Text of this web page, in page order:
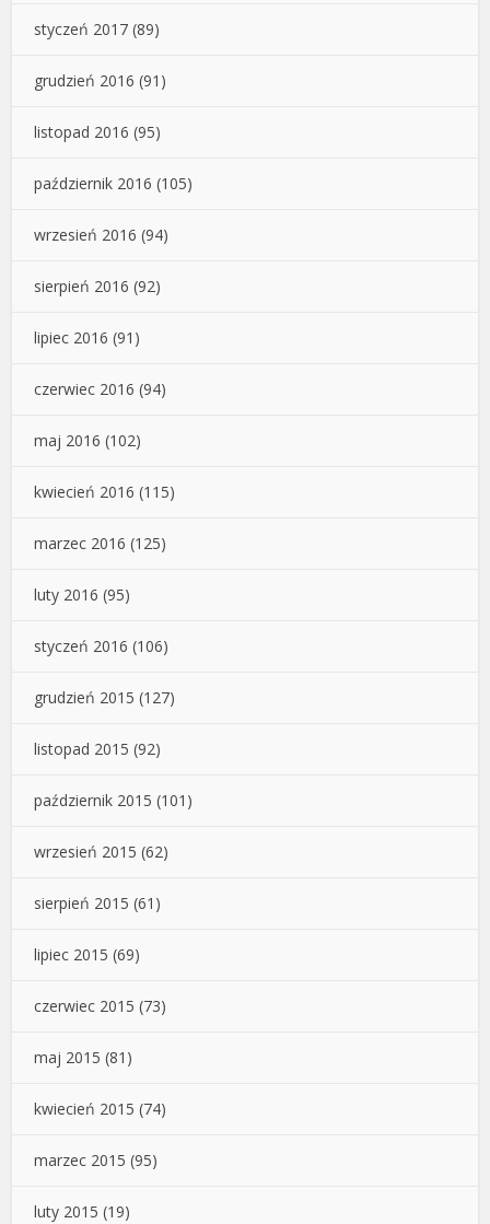
styczeń 2017 (89)
grudzień 2016 (91)
listopad 2016 (95)
październik 2016 (105)
wrzesień 2016 (94)
sierpień 2016 (92)
lipiec 2016 (91)
czerwiec 2016 (94)
maj 2016 (102)
kwiecień 2016 (115)
marzec 2016 (125)
luty 2016 (95)
styczeń 2016 (106)
grudzień 2015 (127)
listopad 2015 (92)
październik 2015 (101)
wrzesień 2015 (62)
sierpień 2015 (61)
lipiec 2015 (69)
czerwiec 2015 (73)
maj 2015 (81)
kwiecień 2015 (74)
marzec 2015 (95)
luty 2015 (19)